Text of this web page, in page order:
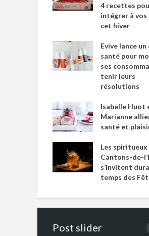
4 recettes
intégrer à vos
cet hiver
Evive lance un
santé pour
ses
tenir leurs
résolutions
Isabelle Huot
Marianne
santé et
Les spiritueux
Cantons-de-
s’invitent
temps des
Post slider